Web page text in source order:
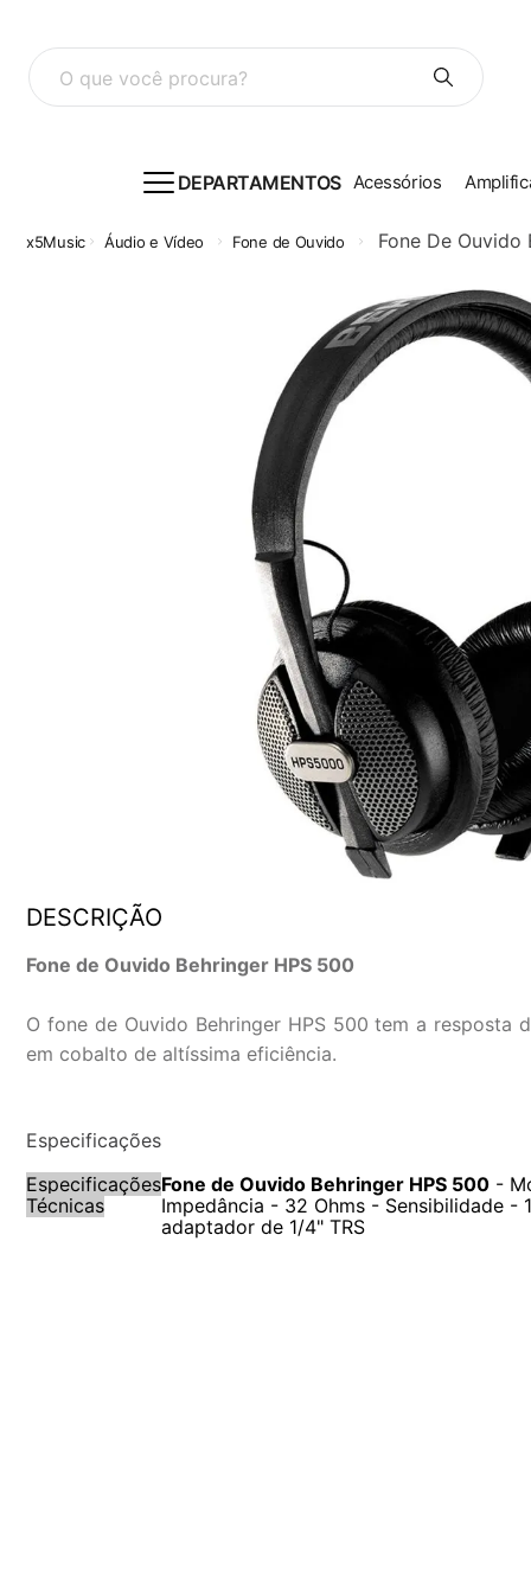
O que você procura?
DEPARTAMENTOS Acessórios
Áudio e Vídeo Fone de Ouvido Fone De
DESCRIÇÃO
Fone de Ouvido Behringer HPS 500
O fone de Ouvido Behringer HPS 500 tem a resposta
em cobalto de altíssima eficiência.
Especificações
Especificações
Técnicas
Fone de Ouvido Behringer HPS 500 -
Impedância - 32 Ohms - Sensibilidade -
adaptador de 1/4" TRS